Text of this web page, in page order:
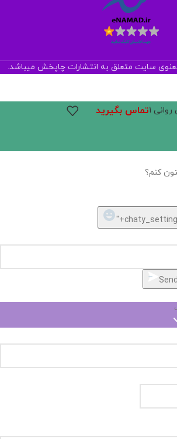
سایت متعلق به انتشارات چاپخش میباشد.
1 تماس بگیرید
کنم؟